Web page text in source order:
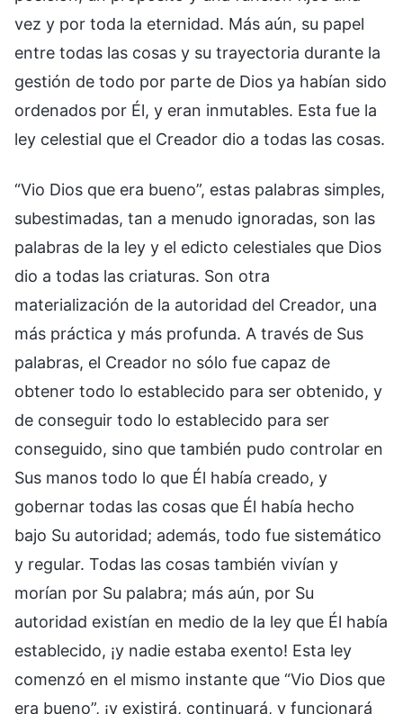
vez y por toda la eternidad. Más aún, su papel
entre todas las cosas y su trayectoria durante la
gestión de todo por parte de Dios ya habían sido
ordenados por Él, y eran inmutables. Esta fue la
ley celestial que el Creador dio a todas las cosas.
“Vio Dios que era bueno”, estas palabras simples,
subestimadas, tan a menudo ignoradas, son las
palabras de la ley y el edicto celestiales que Dios
dio a todas las criaturas. Son otra
materialización de la autoridad del Creador, una
más práctica y más profunda. A través de Sus
palabras, el Creador no sólo fue capaz de
obtener todo lo establecido para ser obtenido, y
de conseguir todo lo establecido para ser
conseguido, sino que también pudo controlar en
Sus manos todo lo que Él había creado, y
gobernar todas las cosas que Él había hecho
bajo Su autoridad; además, todo fue sistemático
y regular. Todas las cosas también vivían y
morían por Su palabra; más aún, por Su
autoridad existían en medio de la ley que Él había
establecido, ¡y nadie estaba exento! Esta ley
comenzó en el mismo instante que “Vio Dios que
era bueno”, ¡y existirá, continuará, y funcionará